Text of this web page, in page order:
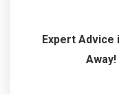
Expert Advice
Away!